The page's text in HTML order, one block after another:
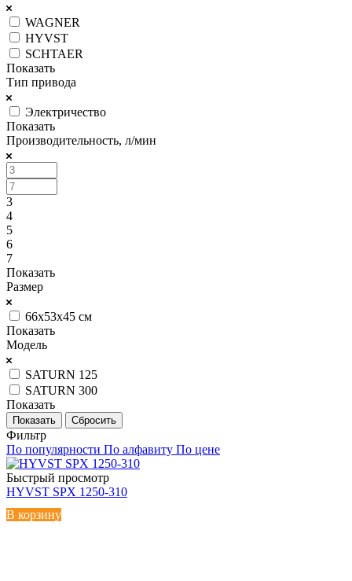
WAGNER
HYVST
SCHTAER
Показать
Тип привода
Электричество
Показать
Производительность, л/мин
3
4
5
6
7
Показать
Размер
66x53x45 см
Показать
Модель
SATURN 125
SATURN 300
Показать
Сбросить
Фильтр
По популярности По алфавиту По цене
Быстрый просмотр
HYVST SPX 1250-310
В корзину